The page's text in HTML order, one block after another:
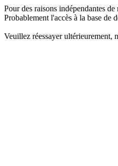
Pour des raisons indépendantes
Probablement l'accès à la base de
Veuillez réessayer ultérieurement,